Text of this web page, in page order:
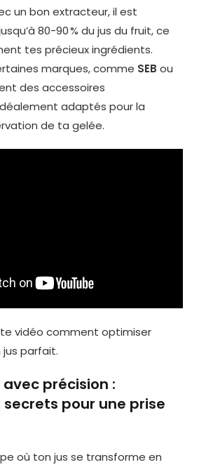
un bon extracteur, il est
80-90 % du jus du fruit, ce
tes précieux ingrédients.
marques, comme SEB ou
des accessoires
adaptés pour la
de ta gelée.
vidéo comment optimiser
jus parfait.
précision :
pour une prise
où ton jus se transforme en